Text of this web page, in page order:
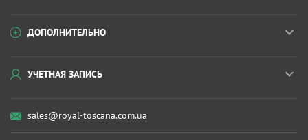
ДОПОЛНИТЕЛЬНО
УЧЕТНАЯ ЗАПИСЬ
sales@royal-toscana.com.ua